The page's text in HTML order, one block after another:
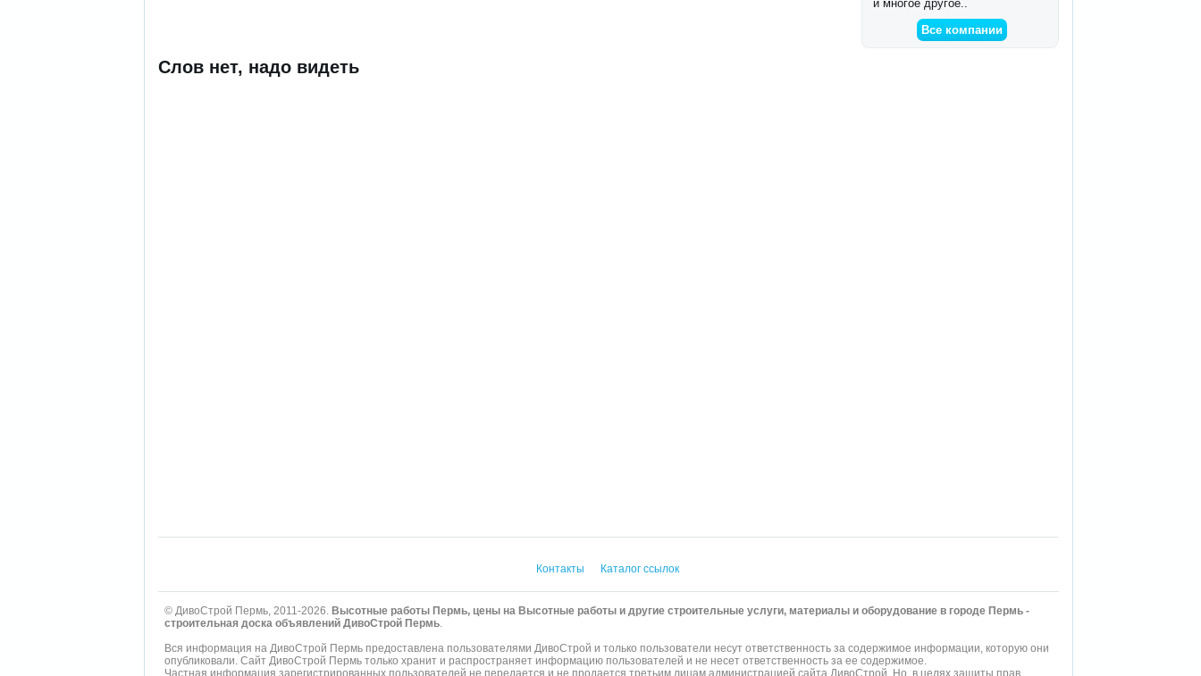
и многое другое..
Все компании
Слов нет, надо видеть
Контакты Каталог ссылок
© ДивоСтрой Пермь, 2011-2026.Высотные работы Пермь, цены на Высотные работы и другие строительные услуги, материалы и оборудование в городе Пермь -
строительная доска объявлений ДивоСтрой Пермь
Вся информация на ДивоСтрой Пермь предоставлена пользователями ДивоСтрой и только пользователи несут ответственность за содержимое информации, которую они
опубликовали. Сайт ДивоСтрой Пермь только хранит и распространяет информацию пользователей и не несет ответственность за ее содержимое.
Частная информация зарегистрированных пользователей не передается и не продается третьим лицам администрацией сайта ДивоСтрой. Но, в целях защиты прав